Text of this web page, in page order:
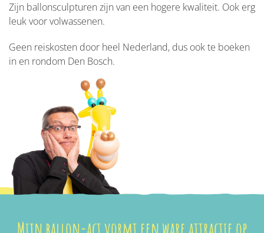
Zijn ballonsculpturen zijn van een hogere kwaliteit. Ook erg
leuk voor volwassenen.
Geen reiskosten door heel Nederland, dus ook te boeken
in en rondom Den Bosch.
Mijn ballon-act vormt een ware attractie op